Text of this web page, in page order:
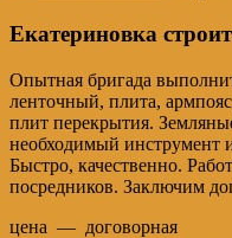
Екатериновка
Опытная бригада
ленточный, плита,
плит перекрытия.
необходимый инструмент
Быстро, качественно.
посредников. Заключим
цена — договорная